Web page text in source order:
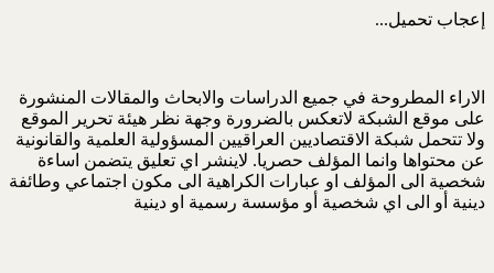
إعجاب تحميل...
الاراء المطروحة في جميع الدراسات والابحاث والمقالات المنشورة
على موقع الشبكة لاتعكس بالضرورة وجهة نظر هيئة تحرير الموقع
ولا تتحمل شبكة الاقتصاديين العراقيين المسؤولية العلمية والقانونية
عن محتواها وانما المؤلف حصريا. لاينشر اي تعليق يتضمن اساءة
شخصية الى المؤلف او عبارات الكراهية الى مكون اجتماعي وطائفة
دينية أو الى اي شخصية أو مؤسسة رسمية او دينية